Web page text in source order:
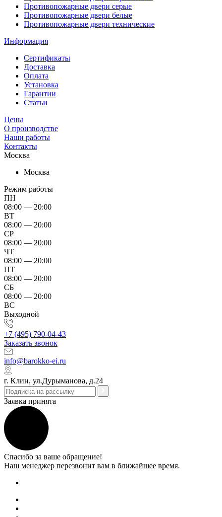
Противопожарные двери серые
Противопожарные двери белые
Противопожарные двери технические
Информация
Сертификаты
Доставка
Оплата
Установка
Гарантии
Статьи
Цены
О производстве
Наши работы
Контакты
Москва
Москва
Режим работы
ПН
08:00 — 20:00
ВТ
08:00 — 20:00
СР
08:00 — 20:00
ЧТ
08:00 — 20:00
ПТ
08:00 — 20:00
СБ
08:00 — 20:00
ВС
Выходной
+7 (495) 790-04-43
Заказать звонок
info@barokko-ei.ru
г. Клин, ул.Дурыманова, д.24
Заявка принята
Спасибо за ваше обращение!
Наш менеджер перезвонит вам в ближайшее время.